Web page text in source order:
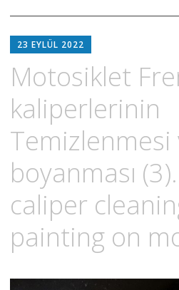
to
23 EYLÜL 2022
Motosiklet
kaliperlerinin
Temizlenmesi
boyanması
caliper
painting on